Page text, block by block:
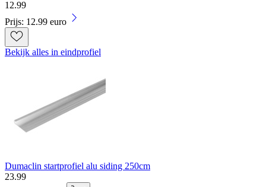
12.99
Prijs: 12.99 euro
Bekijk alles in eindprofiel
Dumaclin startprofiel alu siding 250cm
23.99